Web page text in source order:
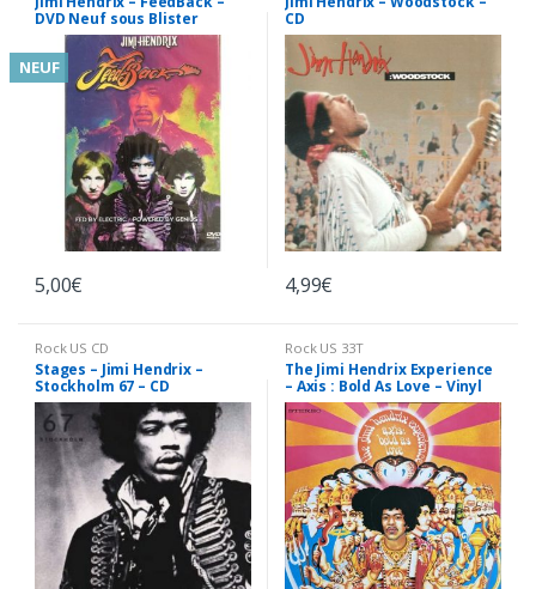
DVD Neuf sous Blister
NEUF
5,00€
CD
4,99€
Rock US CD
Stages – Jimi Hendrix –
Stockholm 67 – CD
Rock US 33T
The Jimi Hendrix Experience
– Axis : Bold As Love – Vinyl
LP 33T + Insert